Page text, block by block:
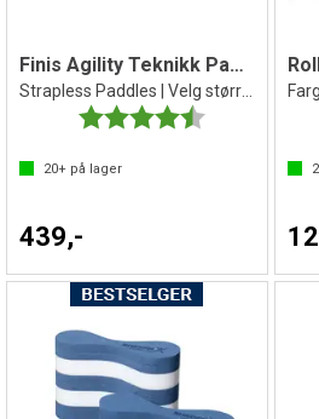
Finis Agility Teknikk Paddles
Karakter:
4.7 av 5 mulige
20+ på lager
439,-